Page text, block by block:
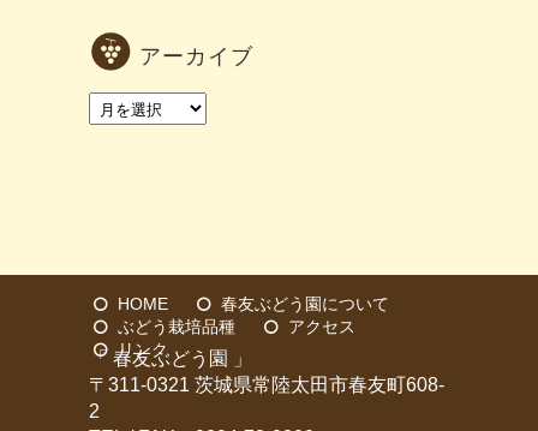
アーカイブ
ア
HOME
春友ぶどう園について
ぶどう栽培品種
アクセス
リンク
「 春友ぶどう園 」
〒311-0321 茨城県常陸太田市春友町608-
2